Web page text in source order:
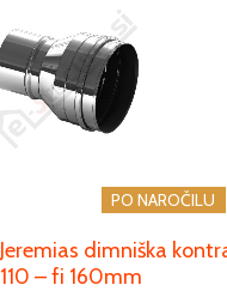
PO NAROČILU
Jeremias dimniška
110 – fi 160mm